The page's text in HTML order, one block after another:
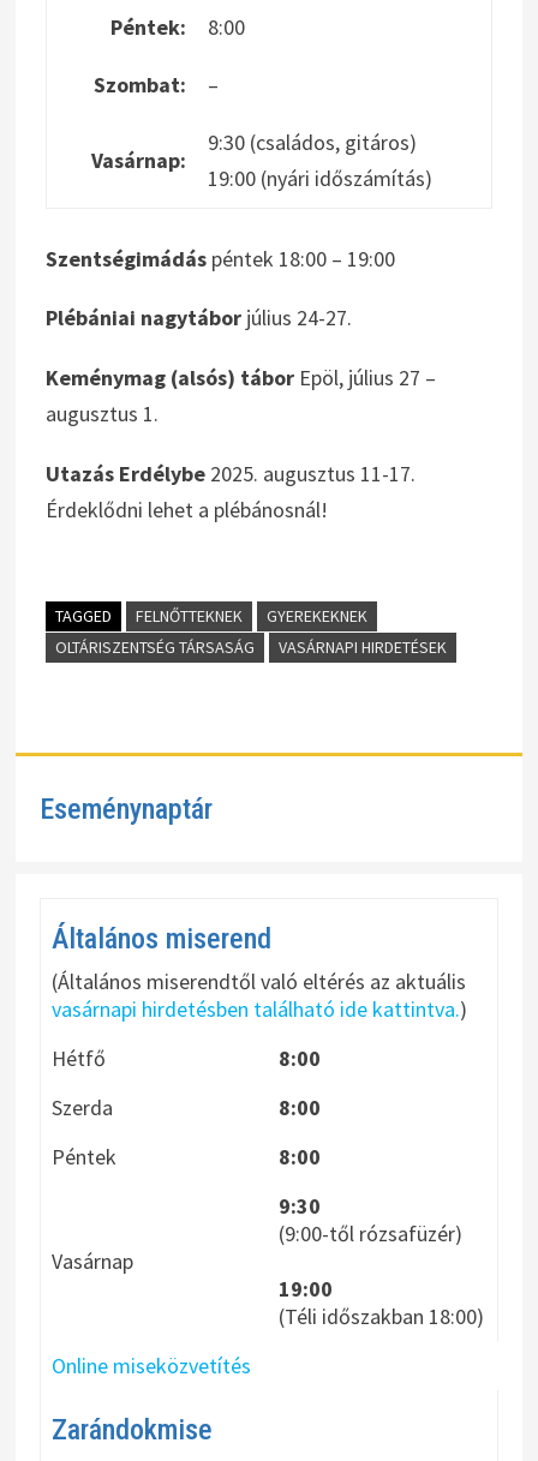
Péntek: 8:00
Szombat: –
Vasárnap:
9:30 (családos, gitáros)
19:00 (nyári időszámítás)
Szentségimádás péntek 18:00 – 19:00
Plébániai nagytáborjúlius 24-27.
Keménymag (alsós) táborEpöl, július 27 –
augusztus 1.
Utazás Erdélybe2025. augusztus 11-17.
Érdeklődni lehet a plébánosnál!
TAGGED FELNŐTTEKNEK
GYEREKEKNEK
OLTÁRISZENTSÉG TÁRSASÁG
VASÁRNAPI HIRDETÉSEK
Eseménynaptár
Általános miserend
(Általános miserendtől való eltérés az aktuális
vasárnapi hirdetésben található ide kattintva.)
Hétfő
8:00
Szerda
8:00
Péntek
8:00
Vasárnap
9:30
(9:00-től rózsafüzér)
19:00
(Téli időszakban 18:00)
Online miseközvetítés
Zarándokmise